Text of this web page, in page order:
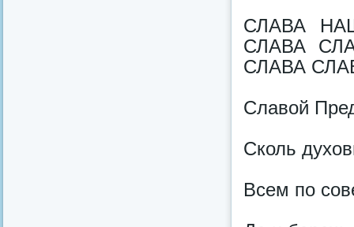
СЛАВА
СЛАВА
СЛАВА
Славой
Сколь
Всем по